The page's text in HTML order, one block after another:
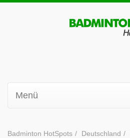
Menü
Badminton HotSpots Deutschland